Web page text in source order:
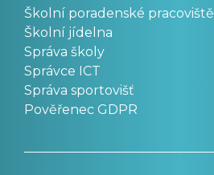
Školní poradenské pracoviště
Školní jídelna
Správa školy
Správce ICT
Správa sportovišť
Pověřenec GDPR